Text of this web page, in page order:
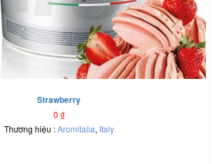
Strawberry
0 ₫
Thương hiệu :Aromitalia, Italy